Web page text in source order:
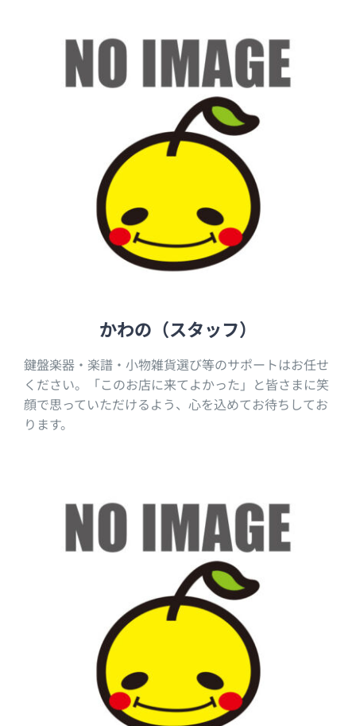
かわの（スタッフ）
鍵盤楽器・楽譜・小物雑貨選び等のサポートはお任せ
ください。「このお店に来てよかった」と皆さまに笑
顔で思っていただけるよう、心を込めてお待ちしてお
ります。